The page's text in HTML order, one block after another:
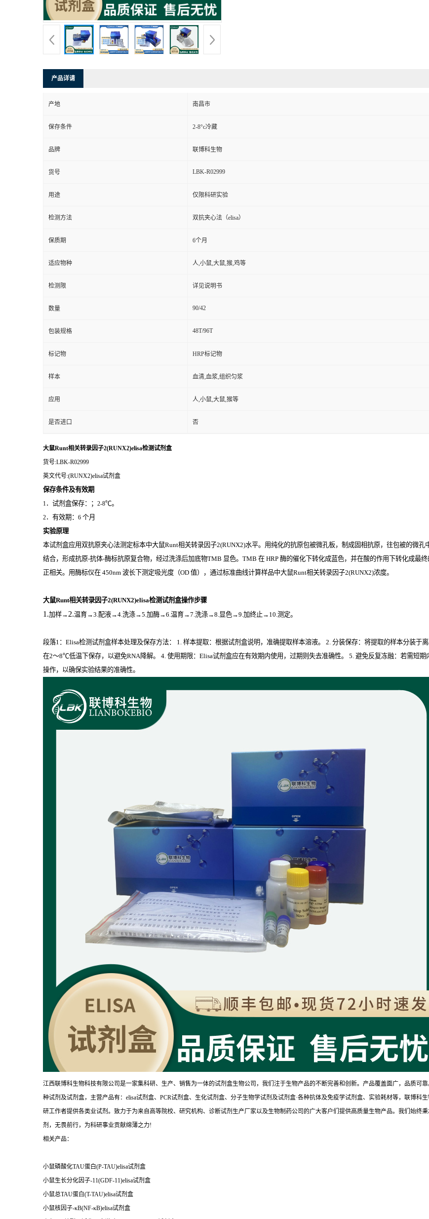
产品详请
产地 南昌市
保存条件 2-8°c冷藏
品牌 联博科生物
货号 LBK-R02999
用途 仅限科研实验
检测方法 双抗夹心法（elisa）
保质期 6个月
适应物种 人,小鼠,大鼠,猴,鸡等
检测限 详见说明书
数量 90/42
包装规格 48T/96T
标记物 HRP标记物
样本 血清,血浆,组织匀浆
应用 人,小鼠,大鼠,猴等
是否进口 否
大鼠Runt相关转录因子2(RUNX2)elisa检测试剂盒
货号:LBK-R02999
英文代号:(RUNX2)elisa试剂盒
保存条件及有效期
1．试剂盒保存：； 2-8℃。
2．有效期： 6 个月
实验原理
本试剂盒应用双抗原夹心法测定标本中大鼠Runt相关转录因子2(RUNX2)水平。用纯化的抗原包被微孔板，制成固相抗原，往包被的微孔
结合，形成抗原-抗体-酶标抗原复合物，经过洗涤后加底物TMB 显色。 TMB 在 HRP 酶的催化下转化成蓝色，并在酸的作用下转化成最
正相关。用酶标仪在 450nm 波长下测定吸光度（OD 值），通过标准曲线计算样品中大鼠Runt相关转录因子2(RUNX2)浓度。
大鼠Runt相关转录因子2(RUNX2)elisa检测试剂盒操作步骤
1.加样→ 2.温育→3.配液→4.洗涤→5.加酶→6.温育→7.洗涤→8.显色→9.加终止→10.测定。
段落1：Elisa检测试剂盒样本处理及保存方法： 1. 样本提取：根据试剂盒说明，准确提取样本溶液。 2. 分装保存：将提取的样本分装于
在2～8℃低温下保存，以避免RNA降解。 4. 使用期限：Elisa试剂盒应在有效期内使用，过期则失去准确性。 5. 避免反复冻融：若需短
操作，以确保实验结果的准确性。
江西联博科生物科技有限公司是一家集科研、生产、销售为一体的试剂盒生物公司，我们注于生物产品的不断完善和创新。产品覆盖面广，品质可
种试剂及试剂盒，主营产品有：elisa试剂盒、PCR试剂盒、生化试剂盒、分子生物学试剂及试剂盒·各种抗体及免疫学试剂盒、实验耗材等，联博科
研工作者提供各类业试剂。致力于为来自高等院校、研究机构、诊断试剂生产厂家以及生物制药公司的广大客户们提供高质量生物产品。我们始终
剂，无畏前行，为科研事业贡献绵薄之力!
相关产品：
小鼠磷酸化TAU蛋白(P-TAU)elisa试剂盒
小鼠生长分化因子-11(GDF-11)elisa试剂盒
小鼠总TAU蛋白(T-TAU)elisa试剂盒
小鼠核因子-κB(NF-κB)elisa试剂盒